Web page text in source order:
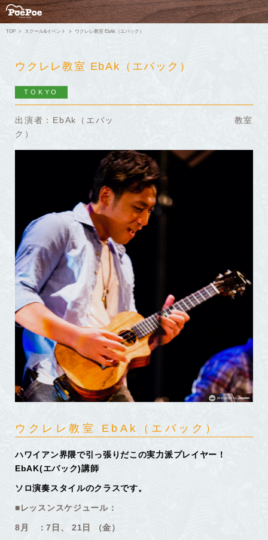
TOP スクール&イベント ウクレレ教室 EbAk（エバック）
ウクレレ教室 EbAk（エバック）
TOKYO
出演者：EbAk（エバッ
ク）
教室
ウクレレ教室 EbAk（エバック）
ハワイアン界隈で引っ張りだこの実力派プレイヤー！
EbAK(エバック)講師
ソロ演奏スタイルのクラスです。
■レッスンスケジュール：
8月 ：7日、 21日 （金）